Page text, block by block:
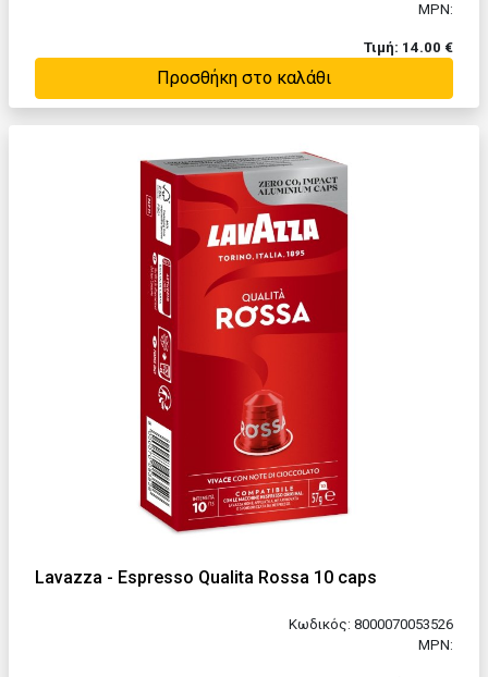
MPN:
Τιμή: 14.00 €
Προσθήκη στο καλάθι
Lavazza - Espresso Qualita Rossa 10 caps
Κωδικός: 8000070053526
MPN: